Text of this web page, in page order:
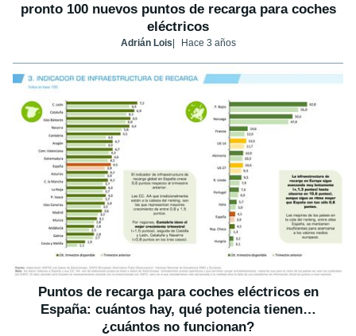
pronto 100 nuevos puntos de recarga para coches
eléctricos
Adrián Lois Hace 3 años
Puntos de recarga para coches eléctricos en
España: cuántos hay, qué potencia tienen…
¿cuántos no funcionan?